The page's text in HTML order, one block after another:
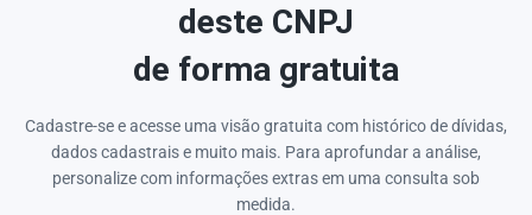
deste CNPJ
de forma gratuita
Cadastre-se e acesse uma visão gratuita com histórico de dívidas,
dados cadastrais e muito mais. Para aprofundar a análise,
personalize com informações extras em uma consulta sob
medida.